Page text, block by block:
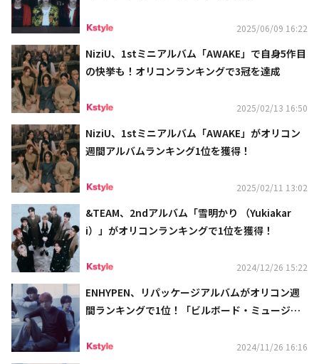
2025/06/09 16:22
NiziU、1stミニアルバム「AWAKE」で自身5作目
の快挙も！オリコンランキングで3冠を達成
2025/02/13 16:50
NiziU、1stミニアルバム「AWAKE」がオリコン
週間アルバムランキング1位を獲得！
2025/02/11 13:02
&TEAM、2ndアルバム「雪明かり （Yukiakar
i）」がオリコンランキングで1位を獲得！
2024/12/26 15:22
ENHYPEN、リパッケージアルバムがオリコン週
間ランキングで1位！「ビルボード・ミュージッ
2024/11/26 16:16